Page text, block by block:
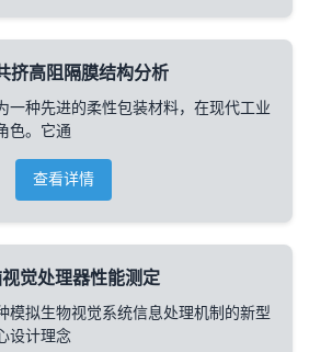
挤高阻隔膜结构分析
一种先进的柔性包装材料，在现代工业
色。它通
查看详情
觉处理器性能测定
模拟生物视觉系统信息处理机制的新型
设计理念